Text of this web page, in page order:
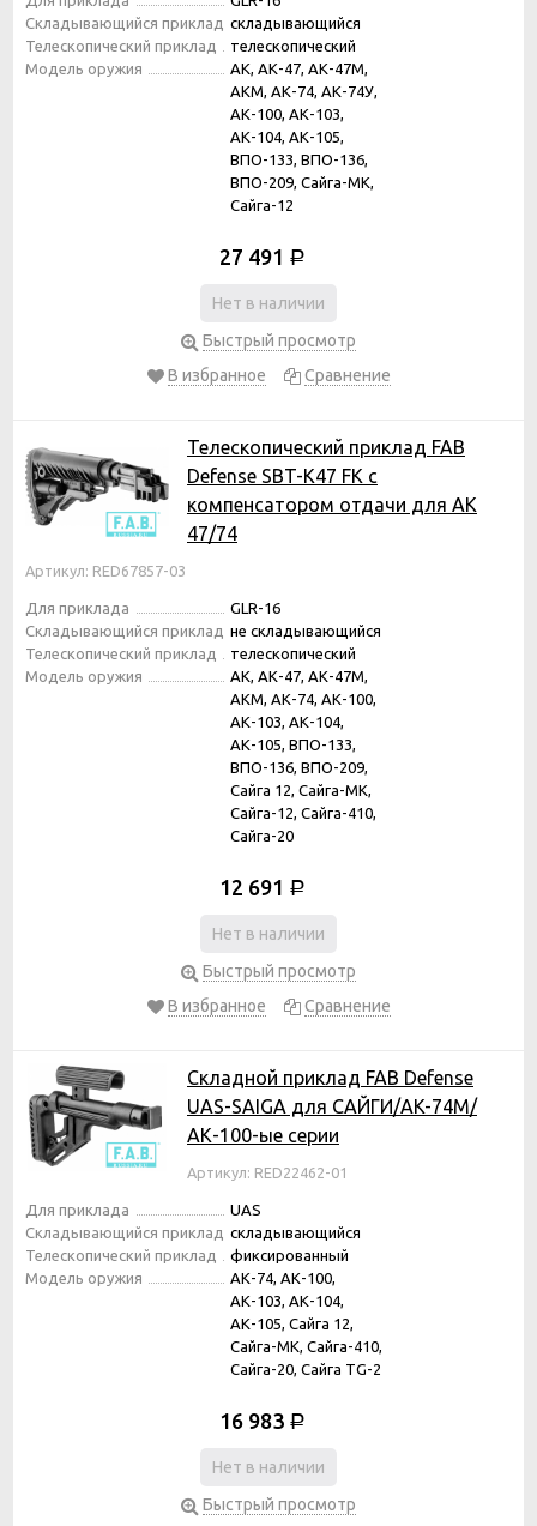
Складывающийся приклад складывающийся
Телескопический приклад
телескопический
Модель оружия
АК, АК-47, АК-47М,
АКМ, АК-74, АК-74У,
АК-100, АК-103,
АК-104, АК-105,
ВПО-133, ВПО-136,
ВПО-209, Сайга-МК,
Сайга-12
27 491 Р
Нет в наличии
Быстрый просмотр
В избранное
Сравнение
Телескопический приклад FAB
Defense SBT-K47 FK с
компенсатором отдачи для АК
47/74
Артикул: RED67857-03
Для приклада
GLR-16
Складывающийся приклад не складывающийся
Телескопический приклад
телескопический
Модель оружия
АК, АК-47, АК-47М,
АКМ, АК-74, АК-100,
АК-103, АК-104,
АК-105, ВПО-133,
ВПО-136, ВПО-209,
Сайга 12, Сайга-МК,
Сайга-12, Сайга-410,
Сайга-20
12 691 Р
Нет в наличии
Быстрый просмотр
В избранное
Сравнение
Складной приклад FAB Defense
UAS-SAIGA для САЙГИ/AK-74M/
АК-100-ые серии
Артикул: RED22462-01
Для приклада
UAS
Складывающийся приклад складывающийся
Телескопический приклад
фиксированный
Модель оружия
АК-74, АК-100,
АК-103, АК-104,
АК-105, Сайга 12,
Сайга-МК, Сайга-410,
Сайга-20, Сайга TG-2
16 983 Р
Нет в наличии
Быстрый просмотр